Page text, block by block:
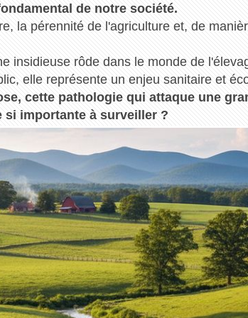
de notre société.
la pérennité de l'agriculture et, de
insidieuse rôde dans le monde de
elle représente un enjeu sanitaire et
cette pathologie qui attaque une
si importante à surveiller ?